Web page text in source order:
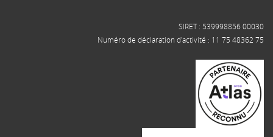
SIRET : 539998856 00030
Numéro de déclaration d'activité : 11 75 48362 75